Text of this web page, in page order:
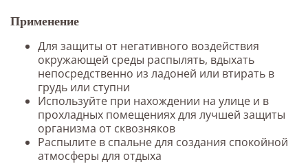
Применение
Для защиты от негативного воздействия
окружающей среды распылять, вдыхать
непосредственно из ладоней или втирать в
грудь или ступни
Используйте при нахождении на улице и в
прохладных помещениях для лучшей защиты
организма от сквозняков
Распылите в спальне для создания спокойной
атмосферы для отдыха